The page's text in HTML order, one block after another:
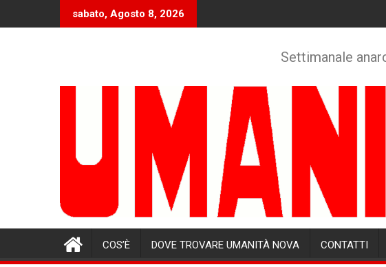
sabato, Agosto 8, 2026
Settimanale
COS’È DOVE TROVARE UMANITÀ NOVA CONTATTI